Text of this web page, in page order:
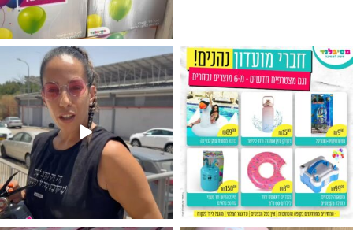
מין העובר רק במסיבלנד !! קיים
מטף לגילוי מין העובר חזר למלא